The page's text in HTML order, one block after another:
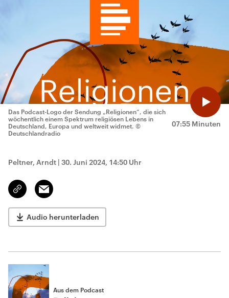
07:55 Minuten
Das Podcast-Logo der Sendung „Religionen“, die sich
wöchentlich einem Spektrum religiösen Lebens in
Deutschland, Europa und weltweit widmet. ©
Deutschlandradio
Peltner, Arndt | 30. Juni 2024, 14:50 Uhr
Link
kopieren/teilen
Email
Audio herunterladen
Aus dem Podcast